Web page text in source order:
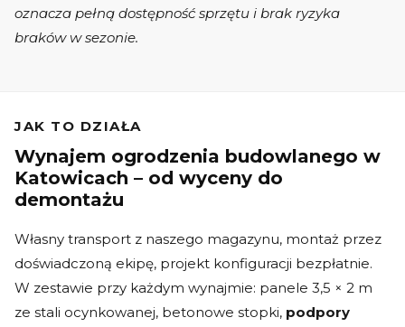
oznacza pełną dostępność sprzętu i brak ryzyka
braków w sezonie.
JAK TO DZIAŁA
Wynajem ogrodzenia budowlanego w
Katowicach – od wyceny do
demontażu
Własny transport z naszego magazynu, montaż przez
doświadczoną ekipę, projekt konfiguracji bezpłatnie.
W zestawie przy każdym wynajmie: panele 3,5 × 2 m
ze stali ocynkowanej, betonowe stopki, podpory